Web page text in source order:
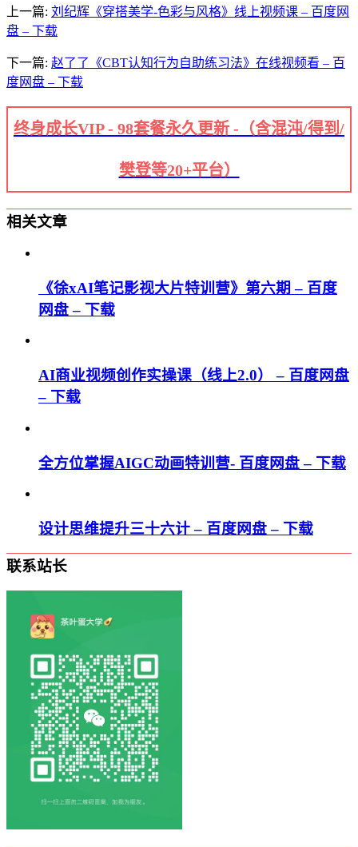
上一篇: 刘纪辉《穿搭美学-色彩与风格》线上视频课 – 百度网
盘 – 下载
下一篇: 赵了了《CBT认知行为自助练习法》在线视频看 – 百
度网盘 – 下载
终身成长VIP - 98套餐永久更新 -（含混沌/得到/
樊登等20+平台）
相关文章
《徐xAI笔记影视大片特训营》第六期 – 百度
网盘 – 下载
AI商业视频创作实操课（线上2.0） – 百度网盘
– 下载
全方位掌握AIGC动画特训营- 百度网盘 – 下载
设计思维提升三十六计 – 百度网盘 – 下载
联系站长